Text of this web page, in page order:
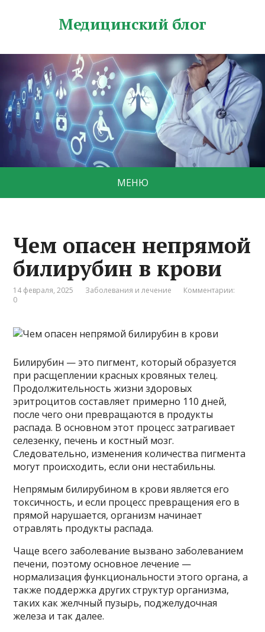
Медицинский блог
МЕНЮ
Чем опасен непрямой
билирубин в крови
14 февраля, 2025 Заболевания и лечение
Комментарии:
0
Билирубин — это пигмент, который образуется
при расщеплении красных кровяных телец.
Продолжительность жизни здоровых
эритроцитов составляет примерно 110 дней,
после чего они превращаются в продукты
распада. В основном этот процесс затрагивает
селезенку, печень и костный мозг.
Следовательно, изменения количества пигмента
могут происходить, если они нестабильны.
Непрямым билирубином в крови является его
токсичность, и если процесс превращения его в
прямой нарушается, организм начинает
отравлять продукты распада.
Чаще всего заболевание вызвано заболеванием
печени, поэтому основное лечение —
нормализация функциональности этого органа, а
также поддержка других структур организма,
таких как желчный пузырь, поджелудочная
железа и так далее.